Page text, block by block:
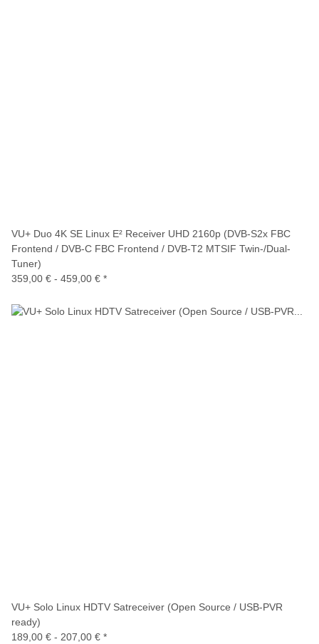
VU+ Duo 4K SE Linux E² Receiver UHD 2160p (DVB-S2x FBC
Frontend / DVB-C FBC Frontend / DVB-T2 MTSIF Twin-/Dual-
Tuner)
359,00 € - 459,00 € *
VU+ Solo Linux HDTV Satreceiver (Open Source / USB-PVR
ready)
189,00 € - 207,00 € *